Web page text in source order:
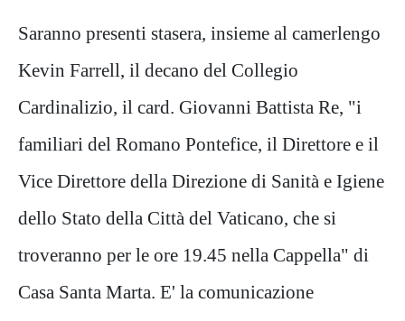
Saranno presenti stasera, insieme al camerlengo
Kevin Farrell, il decano del Collegio
Cardinalizio, il card. Giovanni Battista Re, "i
familiari del Romano Pontefice, il Direttore e il
Vice Direttore della Direzione di Sanità e Igiene
dello Stato della Città del Vaticano, che si
troveranno per le ore 19.45 nella Cappella" di
Casa Santa Marta. E' la comunicazione